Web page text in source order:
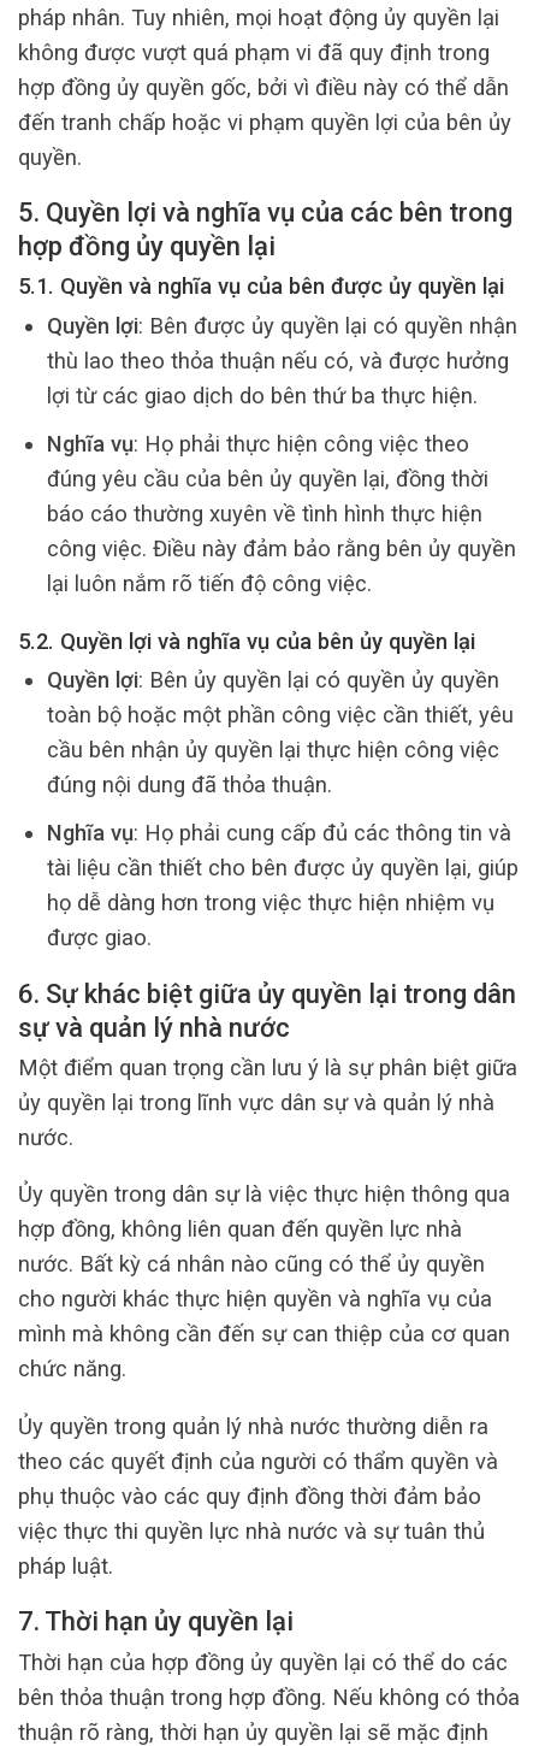
pháp nhân. Tuy nhiên, mọi hoạt động ủy quyền lại
không được vượt quá phạm vi đã quy định trong
hợp đồng ủy quyền gốc, bởi vì điều này có thể dẫn
đến tranh chấp hoặc vi phạm quyền lợi của bên ủy
quyền.
5. Quyền lợi và nghĩa vụ của các bên trong
hợp đồng ủy quyền lại
5.1. Quyền và nghĩa vụ của bên được ủy quyền lại
Quyền lợi: Bên được ủy quyền lại có quyền nhận
thù lao theo thỏa thuận nếu có, và được hưởng
lợi từ các giao dịch do bên thứ ba thực hiện.
Nghĩa vụ: Họ phải thực hiện công việc theo
đúng yêu cầu của bên ủy quyền lại, đồng thời
báo cáo thường xuyên về tình hình thực hiện
công việc. Điều này đảm bảo rằng bên ủy quyền
lại luôn nắm rõ tiến độ công việc.
5.2. Quyền lợi và nghĩa vụ của bên ủy quyền lại
Quyền lợi: Bên ủy quyền lại có quyền ủy quyền
toàn bộ hoặc một phần công việc cần thiết, yêu
cầu bên nhận ủy quyền lại thực hiện công việc
đúng nội dung đã thỏa thuận.
Nghĩa vụ: Họ phải cung cấp đủ các thông tin và
tài liệu cần thiết cho bên được ủy quyền lại, giúp
họ dễ dàng hơn trong việc thực hiện nhiệm vụ
được giao.
6. Sự khác biệt giữa ủy quyền lại trong dân
sự và quản lý nhà nước
Một điểm quan trọng cần lưu ý là sự phân biệt giữa
ủy quyền lại trong lĩnh vực dân sự và quản lý nhà
nước.
Ủy quyền trong dân sự là việc thực hiện thông qua
hợp đồng, không liên quan đến quyền lực nhà
nước. Bất kỳ cá nhân nào cũng có thể ủy quyền
cho người khác thực hiện quyền và nghĩa vụ của
mình mà không cần đến sự can thiệp của cơ quan
chức năng.
Ủy quyền trong quản lý nhà nước thường diễn ra
theo các quyết định của người có thẩm quyền và
phụ thuộc vào các quy định đồng thời đảm bảo
việc thực thi quyền lực nhà nước và sự tuân thủ
pháp luật.
7. Thời hạn ủy quyền lại
Thời hạn của hợp đồng ủy quyền lại có thể do các
bên thỏa thuận trong hợp đồng. Nếu không có thỏa
thuận rõ ràng, thời hạn ủy quyền lại sẽ mặc định